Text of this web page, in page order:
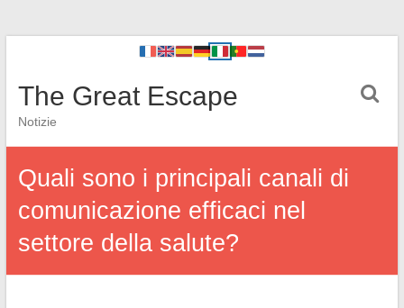
The Great Escape
Notizie
Quali sono i principali canali di
comunicazione efficaci nel
settore della salute?